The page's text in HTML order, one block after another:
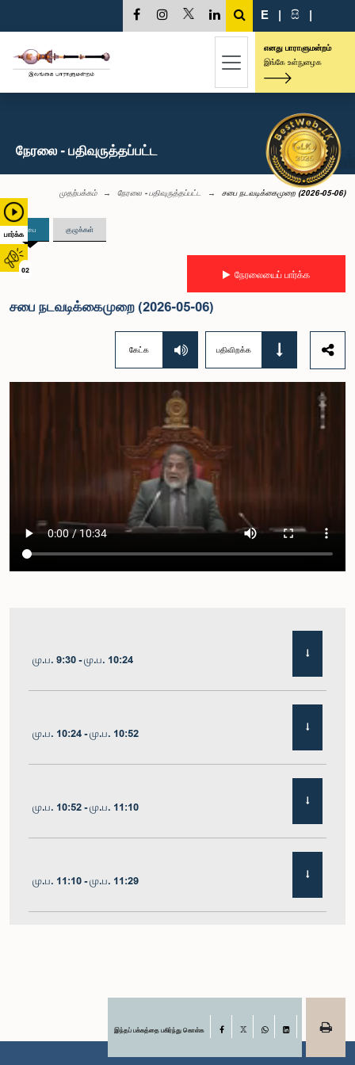
பார்க்க
02
E | සි |
எனது பாராளுமன்றம்
இங்கே உள்நுழைக
நேரலை - பதிவுருத்தப்பட்ட
முதற்பக்கம் நேரலை - பதிவுருத்தப்பட்ட சபை நடவடிக்கைமுறை (2026-05-06)
சபை குழுக்கள்
நேரலையைப் பார்க்க
சபை நடவடிக்கைமுறை (2026-05-06)
கேட்க பதிவிறக்க
மு.ப. 9:30 - மு.ப. 10:24
மு.ப. 10:24 - மு.ப. 10:52
மு.ப. 10:52 - மு.ப. 11:10
மு.ப. 11:10 - மு.ப. 11:29
மு.ப. 11:41 - மு.ப. 11:51இந்தப் பக்கத்தை பகிர்ந்து கொள்க Facebook
LinkedIn